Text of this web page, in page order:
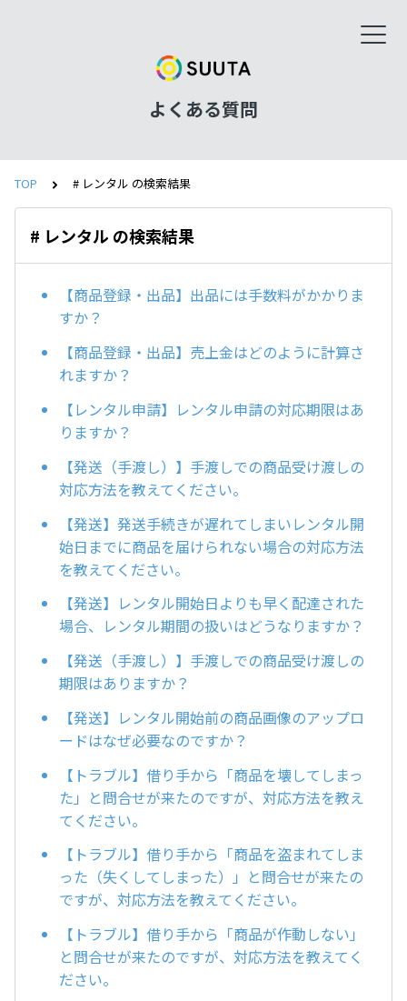
よくある質問
TOP # レンタル の検索結果
# レンタル の検索結果
【商品登録・出品】出品には手数料がかかりま
すか？
【商品登録・出品】売上金はどのように計算さ
れますか？
【レンタル申請】レンタル申請の対応期限はあ
りますか？
【発送（手渡し）】手渡しでの商品受け渡しの
対応方法を教えてください。
【発送】発送手続きが遅れてしまいレンタル開
始日までに商品を届けられない場合の対応方法
を教えてください。
【発送】レンタル開始日よりも早く配達された
場合、レンタル期間の扱いはどうなりますか？
【発送（手渡し）】手渡しでの商品受け渡しの
期限はありますか？
【発送】レンタル開始前の商品画像のアップロ
ードはなぜ必要なのですか？
【トラブル】借り手から「商品を壊してしまっ
た」と問合せが来たのですが、対応方法を教え
てください。
【トラブル】借り手から「商品を盗まれてしま
った（失くしてしまった）」と問合せが来たの
ですが、対応方法を教えてください。
【トラブル】借り手から「商品が作動しない」
と問合せが来たのですが、対応方法を教えてく
ださい。